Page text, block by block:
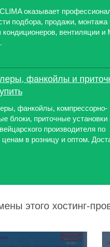
оказывает
подбора, продажи, монтажа
вентиляции и
фанкойлы и
фанкойлы, компрессорно-
блоки, приточные установки
производителя по
в розницу и оптом.
этого хостинг-